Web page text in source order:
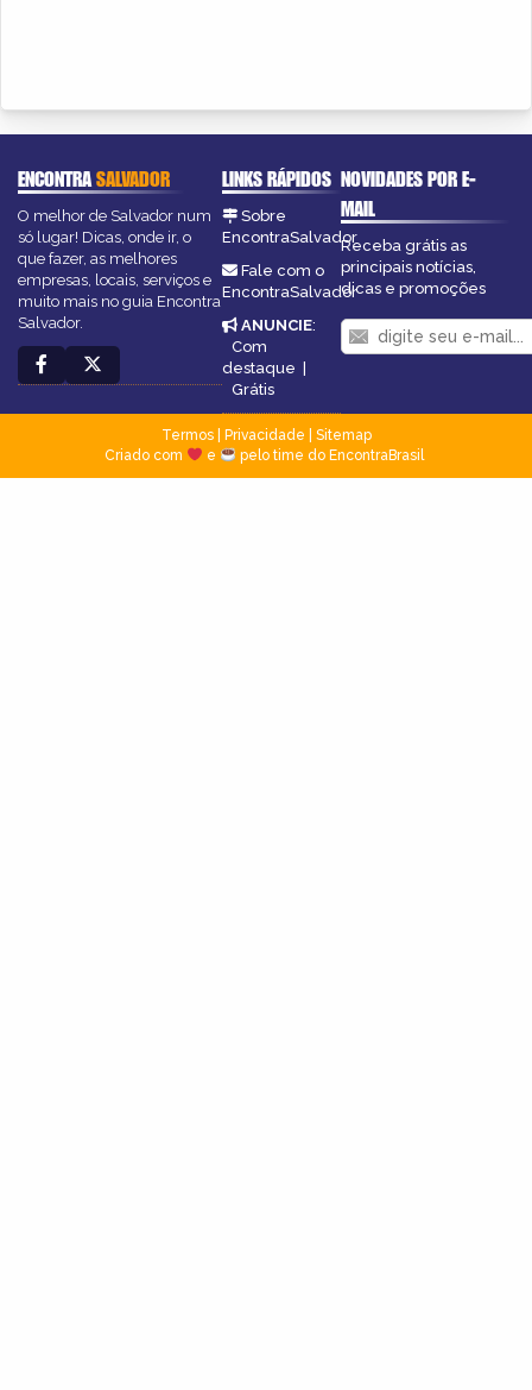
ENCONTRASALVADOR
O melhor de Salvador num
só lugar! Dicas, onde ir, o
que fazer, as melhores
empresas, locais, serviços e
muito mais no guia Encontra
Salvador.
LINKS RÁPIDOS
Sobre
EncontraSalvador
Fale com o
EncontraSalvador
ANUNCIE:
Com
destaque |
Grátis
NOVIDADES POR E-
MAIL
Receba grátis as
principais notícias,
dicas e promoções
Termos| Privacidade
Sitemap
Criado com
e pelo time do EncontraBrasil